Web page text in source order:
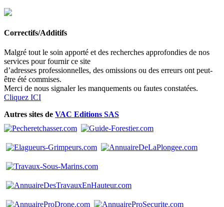
Correctifs/Additifs
Malgré tout le soin apporté et des recherches approfondies de nos
services pour fournir ce site
d’adresses professionnelles, des omissions ou des erreurs ont peut-
être été commises.
Merci de nous signaler les manquements ou fautes constatées.
Cliquez ICI
Autres sites de VAC Editions SAS